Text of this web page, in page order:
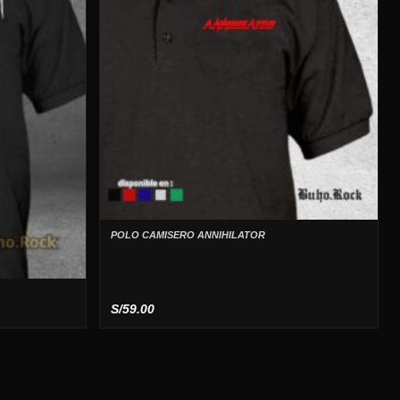
POLO CAMISERO ANNIHILATOR
S/59.00